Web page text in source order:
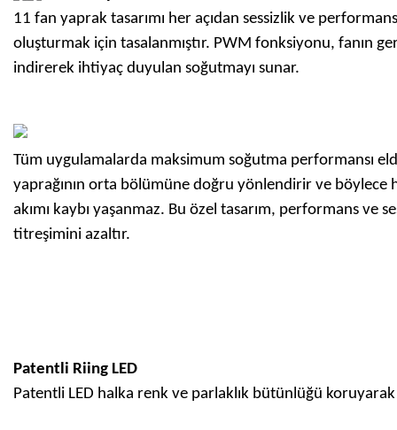
11 fan yaprak tasarımı her açıdan sessizlik ve
oluşturmak için tasalanmıştır. PWM fonksiyonu, fanın
indirerek ihtiyaç duyulan soğutmayı sunar.
Tüm uygulamalarda maksimum soğutma performansı
yaprağının orta bölümüne doğru yönlendirir ve böylece
akımı kaybı yaşanmaz. Bu özel tasarım, performans
titreşimini azaltır.
Patentli Riing LED
Patentli LED halka renk ve parlaklık bütünlüğü